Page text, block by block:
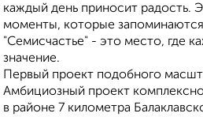
каждый день приносит радость.
моменты, которые
"Семисчастье" - это место, где
значение.
Первый проект подобного
Амбициозный проект
в районе 7 километра